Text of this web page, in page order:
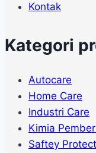
Kontak
Kategori
Autocare
Home Care
Industri Care
Kimia
Saftey